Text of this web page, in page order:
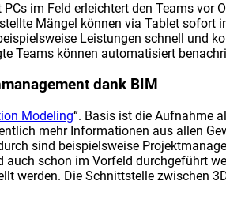
PCs im Feld erleichtert den Teams
Mängel können via Tablet
Leistungen schnell und
Teams können automatisiert
dank BIM
Modeling“. Basis ist die Aufnahme
mehr Informationen aus allen
sind beispielsweise
schon im Vorfeld durchgeführt
werden. Die Schnittstelle zwischen